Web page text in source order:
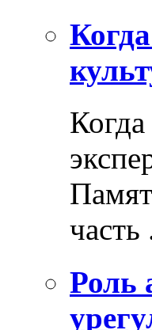
часть
Роль